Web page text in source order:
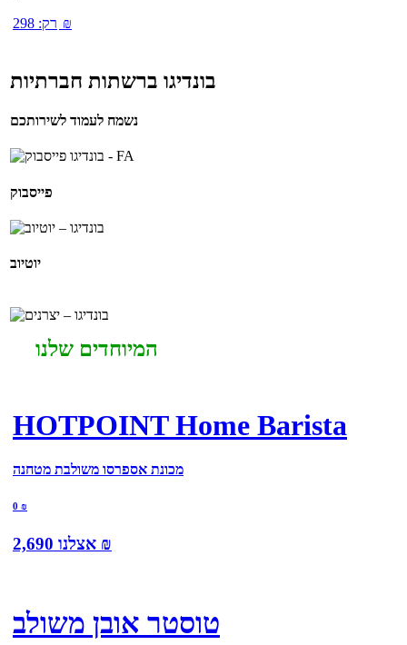
רק: 298 ₪
בונדיגו ברשתות חברתיות
נשמח לעמוד לשירותכם
פייסבוק
יוטיוב
המיוחדים שלנו
HOTPOINT Home Barista
מכונת אספרסו משולבת מטחנה
0 ₪
אצלנו 2,690 ₪
טוסטר אובן משולב